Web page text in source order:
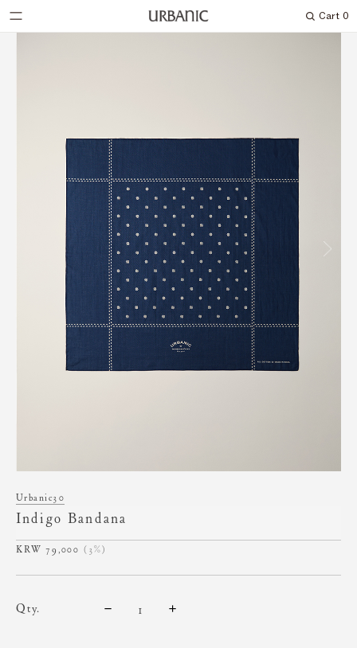
Search
Cart 0
Urbanic30
Indigo Bandana
79,000 (3%)
qty.